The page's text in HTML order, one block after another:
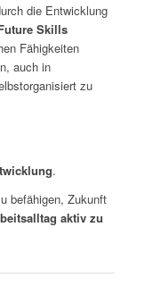
die Entwicklung
Skills
Fähigkeiten
auch in
zu
.
befähigen, Zukunft
aktiv zu